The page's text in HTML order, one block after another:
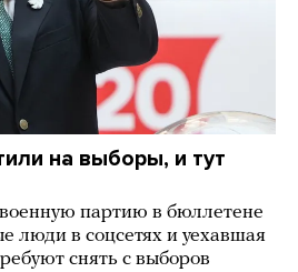
на выборы, и тут
партию в бюллетене
люди в соцсетях и уехавшая
снять с выборов